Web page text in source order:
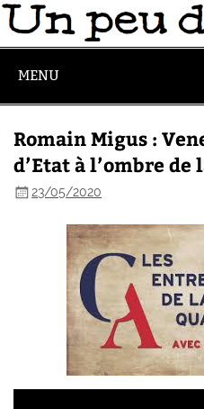
MENU
Romain Migus :
d’Etat à l’ombre de
23/05/2020